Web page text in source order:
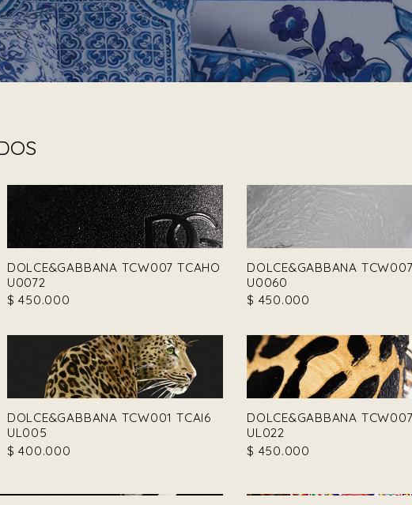
DOLCE&GABBANA TCW007 TCAHO
U0072
$ 450.000
DOLCE&GABBANA
U0060
$ 450.000
DOLCE&GABBANA TCW001 TCAI6
UL005
$ 400.000
DOLCE&GABBANA
UL022
$ 450.000